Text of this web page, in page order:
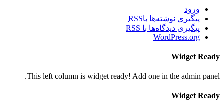
ورود
پیگیری نوشته‌ها باRSS
پیگیری دیدگاه‌ها با RSS
WordPress.org
Widget Ready
This left column is widget ready! Add one in the admin panel.
Widget Ready